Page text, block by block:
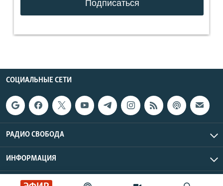
СОЦИАЛЬНЫЕ СЕТИ
РАДИО СВОБОДА
ИНФОРМАЦИЯ